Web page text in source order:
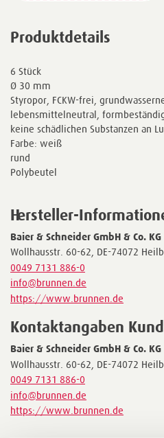
Produktdetails
6 Stück
Ø 30 mm
Styropor, FCKW-frei,
lebensmittelneutral,
keine schädlichen Substanzen an
Farbe: weiß
rund
Polybeutel
Hersteller-
Baier & Schneider GmbH & Co. KG
Wollhausstr. 60-62, DE-74072
0049 7131 886-0
info@brunnen.de
https://www.brunnen.de
Kontaktangaben
Baier & Schneider GmbH & Co. KG
Wollhausstr. 60-62, DE-74072
0049 7131 886-0
info@brunnen.de
https://www.brunnen.de